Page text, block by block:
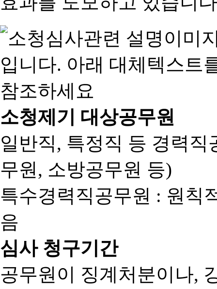
소청제기 대상공무원
일반직, 특정직 등 경력
무원, 소방공무원 등)
특수경력직공무원 : 원칙
음
심사 청구기간
공무원이 징계처분이나,